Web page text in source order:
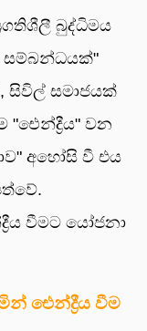
බුද්ධිමය
සම්බන්ධයක්"
සිවිල් සමාජයක්
"ඓන්ද්‍රීය" වන
අහෝසි වී එය
වීමට යෝජනා
ඓන්ද්‍රීය වීම